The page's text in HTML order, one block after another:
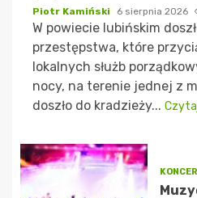
Piotr Kamiński 6 sierpnia 2026
W powiecie lubińskim
przestępstwa, które
lokalnych służb
nocy, na terenie jednej z
doszło do kradzieży...